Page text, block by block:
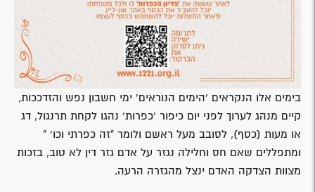
בימים אלו הנקראים 'הימים הנוראים' ימי חשבון נפש והזדככות,
קיים מנהג לערוך לפני יום כיפור 'כפרות' נהגו לקחת תרנגול, דג
או מעות (כסף), לסובב מעל ראשם ולומר "זה כפרתי וכו' "
ומתפללים שאם חס וחלילה נגזר על אדם גזר דין לא טוב, בזכות
מצוות הצדקה האדם ינצל מהגזרה הרעה.